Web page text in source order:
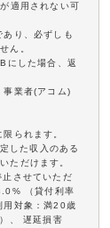
適用されない可
り、必ずしも
ん。
にした場合、返
事業者(アコム)
られます。
した収入のある
ただけます。
させていただ
（貸付利率
用対象：満20歳
、 遅延損害